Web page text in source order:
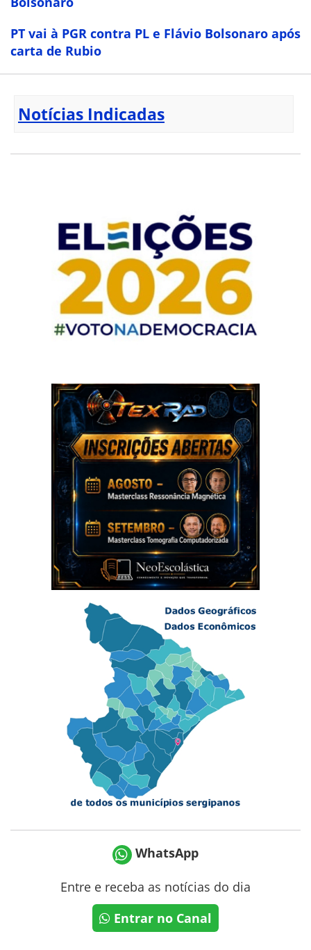
PT vai à PGR contra PL e Flávio Bolsonaro após
carta de Rubio
Notícias Indicadas
WhatsApp
Entre e receba as notícias do dia
Entrar no Canal